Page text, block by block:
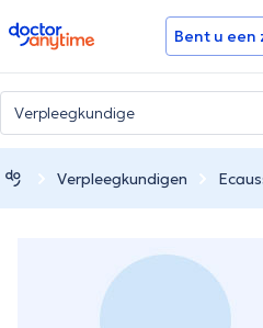
doctoranytime Bent u een
Verpleegkundigen